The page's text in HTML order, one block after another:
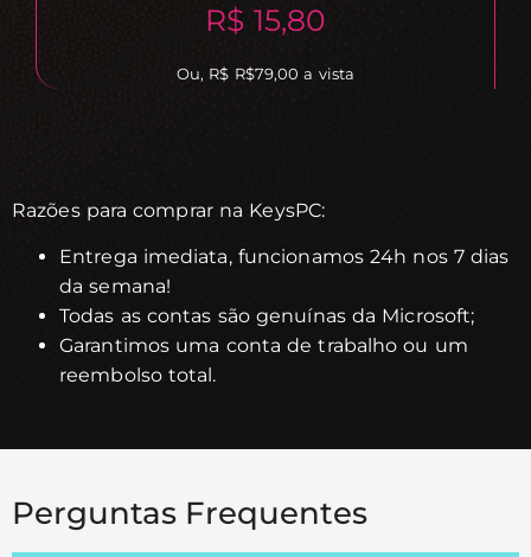
R$ 15,80
Ou, R$ R$79,00 a vista
Razões para comprar na KeysPC:
Entrega imediata, funcionamos 24h nos 7 dias
da semana!
Todas as contas são genuínas da Microsoft;
Garantimos uma conta de trabalho ou um
reembolso total.
Perguntas Frequentes